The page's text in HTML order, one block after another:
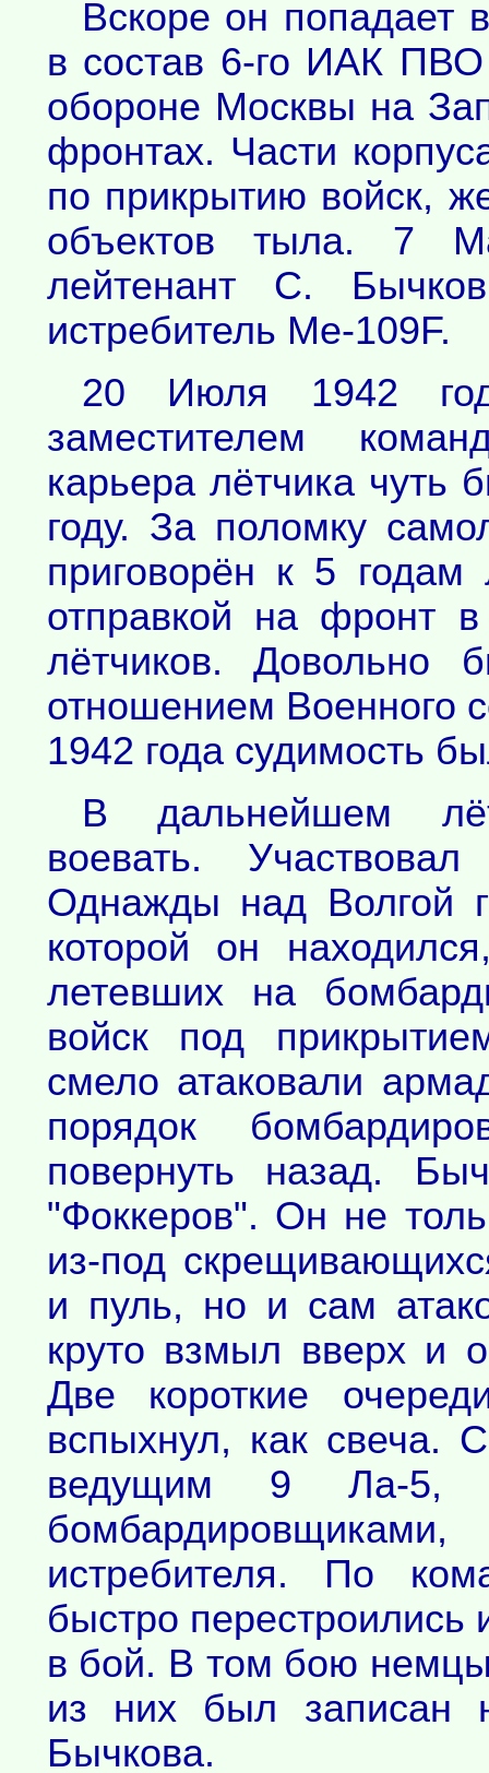
Вскоре он попадает
в состав 6-го ИАК ПВО
обороне Москвы на
фронтах. Части
по прикрытию войск,
объектов тыла. 7
лейтенант С.
истребитель Ме-109F.
20 Июля 1942
заместителем
карьера лётчика чуть
году. За поломку
приговорён к 5
отправкой на фронт
лётчиков. Довольно
отношением Военного
1942 года судимость
В дальнейшем
воевать.
Однажды над Волгой
которой он
летевших на
войск под
смело атаковали
порядок
повернуть назад.
"Фоккеров". Он не
из-под
и пуль, но и сам
круто взмыл вверх и
Две короткие
вспыхнул, как свеча.
ведущим 9 Ла-
истребителя. По
быстро
в бой. В том бою
из них был записан
Бычкова.